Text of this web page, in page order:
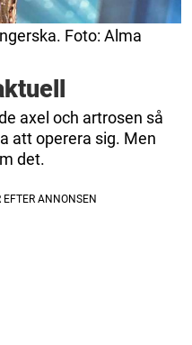
Foto: Alma
axel och artrosen så
att operera sig. Men
det.